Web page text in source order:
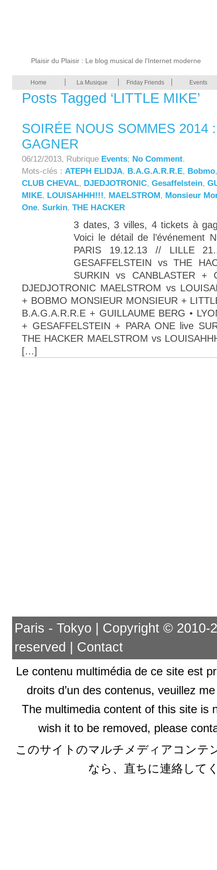
Plaisir du Plaisir : Le blog musical de l'Internet moderne
Home La Musique Friday Friends Events
Posts Tagged ‘LITTLE MIKE’
SOIRÉE NOUS SOMMES 2014
GAGNER
06/12/2013, Rubrique Events; No Comment.
Mots-clés : ATEPH ELIDJA, B.A.G.A.R.R.E, Bobmo
CLUB CHEVAL, DJEDJOTRONIC, Gesaffelstein,
MIKE, LOUISAHHH!!!, MAELSTROM, Monsieur
One, Surkin, THE HACKER
3 dates, 3 villes, 4 tickets à
Voici le détail de l’événement
PARIS 19.12.13 // LILLE
GESAFFELSTEIN vs THE
SURKIN vs CANBLASTER +
DJEDJOTRONIC MAELSTROM vs
+ BOBMO MONSIEUR MONSIEUR +
B.A.G.A.R.R.E + GUILLAUME BERG •
+ GESAFFELSTEIN + PARA ONE live
THE HACKER MAELSTROM vs
[…]
Paris - Tokyo | Copyright ©
reserved | Contact
Le contenu multimédia de ce site est
droits d’un des contenus, veuillez
The multimedia content of this site is
wish it to be removed, please
このサイトのマルチメディアコンテ
なら、直ちに連絡して